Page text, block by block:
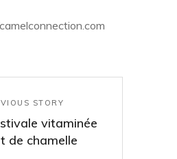
STORY
vitaminée
de chamelle